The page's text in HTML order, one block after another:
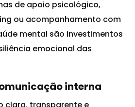
de apoio psicológico,
ou acompanhamento com
mental são investimentos
emocional das
interna